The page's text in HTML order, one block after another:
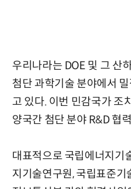
우리나라는 DOE 및 그 산
첨단 과학기술 분야에서
고 있다. 이번 민감국가 조
양국간 첨단 분야 R&D 협
대표적으로 국립에너지기
지기술연구원, 국립표준